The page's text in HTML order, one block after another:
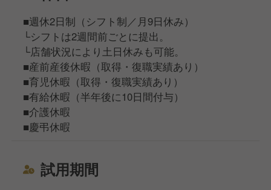
■週休2日制（シフト制／月9日休み）
└シフトは2週間前ごとに提出。
└店舗状況により土日休みも可能。
■産前産後休暇（取得・復職実績あり）
■育児休暇（取得・復職実績あり）
■有給休暇（半年後に10日間付与）
■介護休暇
■慶弔休暇
試用期間